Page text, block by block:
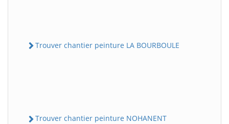
Trouver chantier peinture LA BOURBOULE
Trouver chantier peinture NOHANENT